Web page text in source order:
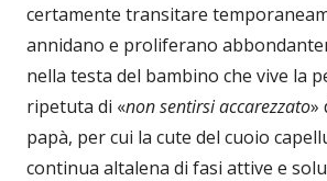
certamente transitare
annidano e proliferano
nella testa del bambino che vive la
ripetuta di «non sentirsi accarezzato»
papà, per cui la cute del cuoio
continua altalena di fasi attive e